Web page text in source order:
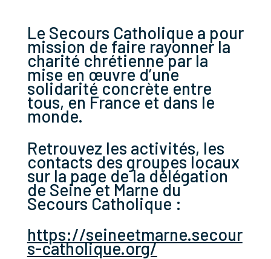
Le Secours Catholique a pour
mission de faire rayonner la
charité chrétienne par la
mise en œuvre d’une
solidarité concrète entre
tous, en France et dans le
monde.
Retrouvez les activités, les
contacts des groupes locaux
sur la page de la délégation
de Seine et Marne du
Secours Catholique :
https://seineetmarne.secour
s-catholique.org/